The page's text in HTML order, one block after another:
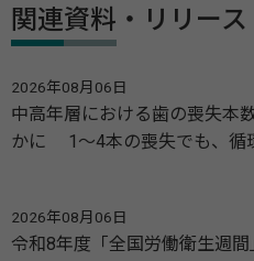
関連資料・リリース
2026年08月06日
中高年層における歯の喪失本
かに 1～4本の喪失でも、循
2026年08月06日
令和8年度「全国労働衛生週